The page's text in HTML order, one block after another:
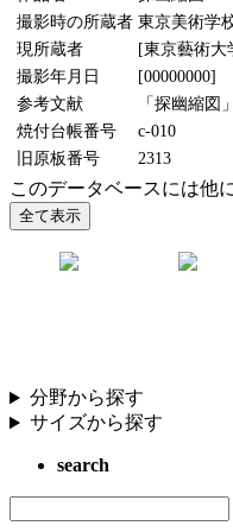
撮影時の所蔵者 東京美術学
現所蔵者
[東京藝術大
撮影年月日
[00000000]
参考文献
「探幽縮図
焼付台帳番号
c-010
旧原板番号
2313
このデータベースには他
分野から探す
サイズから探す
search